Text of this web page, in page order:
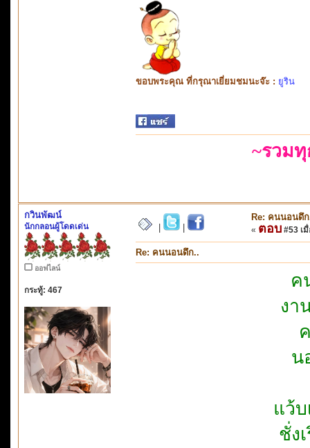
ขอบพระคุณ ที่กรุณาเยี่ยมชมนะจ๊ะ : ยูริน
~รวม
กวินพัฒน์
นักกลอนผู้โดดเด่น
ออฟไลน์
กระทู้: 467
Re: คนนอนดึ
« ตอบ #53 เ
Re: คนนอนดึก..
ค
งา
น
แว้
ชั่ง